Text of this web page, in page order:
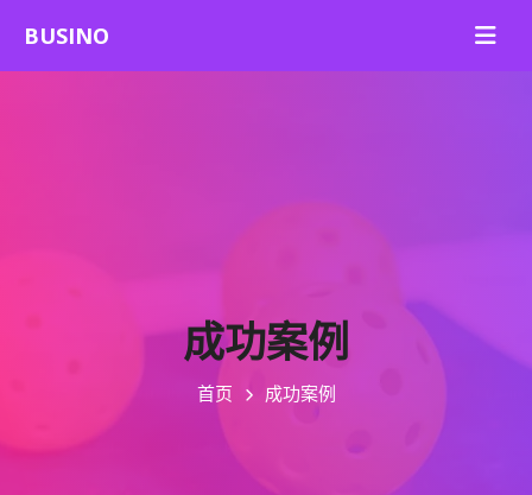
成功案例
首页 成功案例